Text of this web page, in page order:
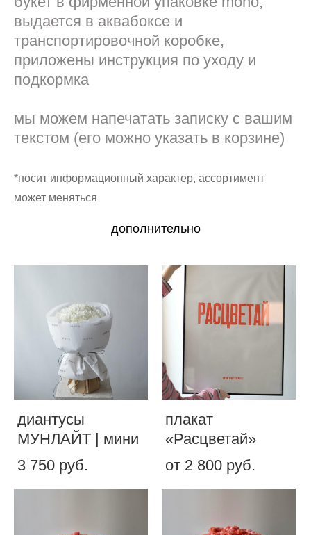
выдается в аквабоксе и
транспортировочной коробке,
приложены инструкция по уходу и
подкормка
мы можем напечатать записку с вашим
текстом (его можно указать в корзине)
*носит информационный характер, ассортимент
может меняться
дополнительно
диантусы
МУНЛАЙТ | мини
3 750 pуб.
плакат
«Расцветай»
от 2 800 pуб.